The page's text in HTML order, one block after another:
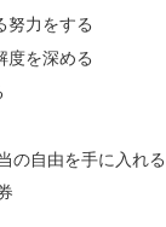
努力をする
度を深める
の自由を手に入れ